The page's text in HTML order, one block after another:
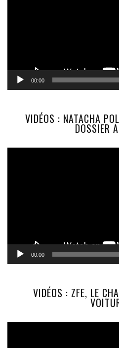
00:00
VIDÉOS : NATACHA
DOSSIER
00:00
VIDÉOS : ZFE, LE